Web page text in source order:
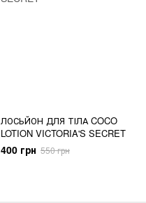
ЛОСЬЙОН ДЛЯ ТІЛА COCO
LOTION VICTORIA'S SECRET
400 грн 550 грн